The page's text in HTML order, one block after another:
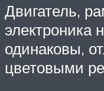
Двигатель,
электроника
одинаковы,
цветовыми